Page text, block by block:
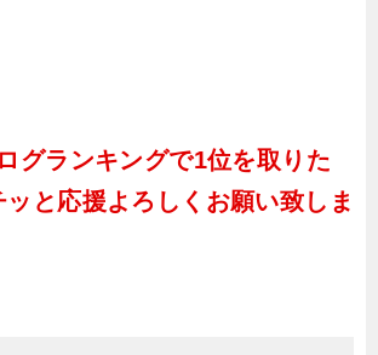
グランキングで1位を取りた
と応援よろしくお願い致しま